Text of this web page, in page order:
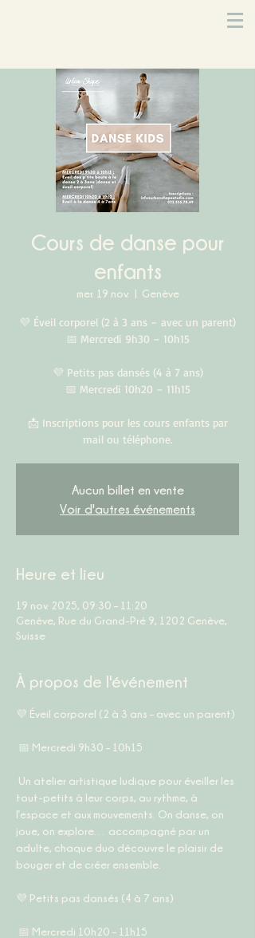
Cours de danse pour
enfants
mer. 19 nov.
  |
Genève
💜 Éveil corporel (2 à 3 ans – avec un parent)
📅 Mercredi 9h30 – 10h15
💜 Petits pas dansés (4 à 7 ans)
📅 Mercredi 10h20 – 11h15
📩 Inscriptions pour les cours enfants par
mail ou téléphone.
Aucun billet en vente
Voir d'autres événements
Heure et lieu
19 nov. 2025, 09:30 – 11:20
Genève, Rue du Grand-Pré 9, 1202 Genève,
Suisse
À propos de l'événement
💜 Éveil corporel (2 à 3 ans – avec un parent)
📅 Mercredi 9h30 – 10h15
tout-petits à leur corps, au rythme, à
l’espace et aux mouvements. On danse, on
joue, on explore… accompagné par un
adulte, chaque duo découvre le plaisir de
bouger et de créer ensemble.
💜 Petits pas dansés (4 à 7 ans)
📅 Mercredi 10h20 – 11h15